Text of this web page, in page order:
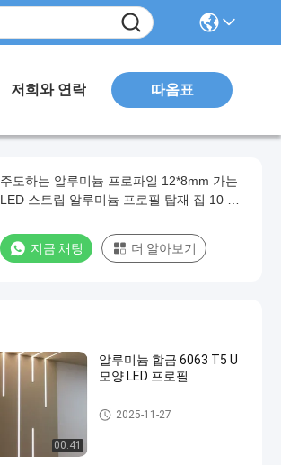
저희와 연락 따옴표
주도하는 알루미늄 프로파일 12*8mm 가는
LED 스트립 알루미늄 프로필 탑재 집 10 밀
지금 채팅 더 알아보기
00:41
알루미늄 합금 6063 T5 U
모양 LED 프로필
지도된 지구 알루미늄 단면도
2025-11-27